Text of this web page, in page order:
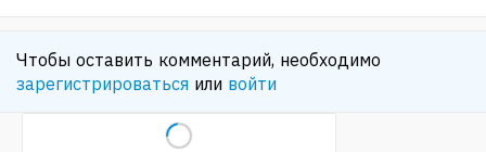
Чтобы оставить комментарий, необходимо
зарегистрироваться или войти